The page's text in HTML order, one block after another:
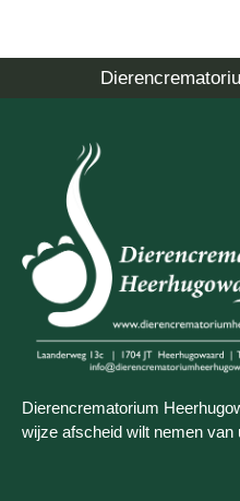
Dierencrematorium
wijze afscheid wilt nemen van